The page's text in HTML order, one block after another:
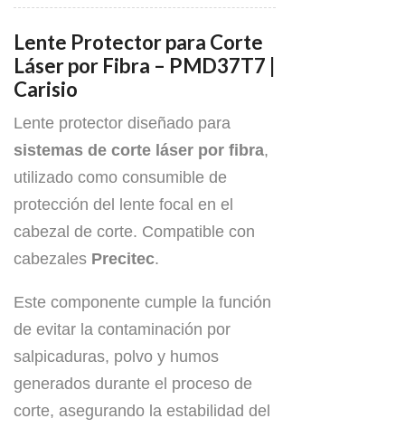
Lente Protector para Corte
Láser por Fibra – PMD37T7 |
Carisio
Lente protector diseñado para
sistemas de corte láser por fibra,
utilizado como consumible de
protección del lente focal en el
cabezal de corte. Compatible con
cabezales Precitec.
Este componente cumple la función
de evitar la contaminación por
salpicaduras, polvo y humos
generados durante el proceso de
corte, asegurando la estabilidad del